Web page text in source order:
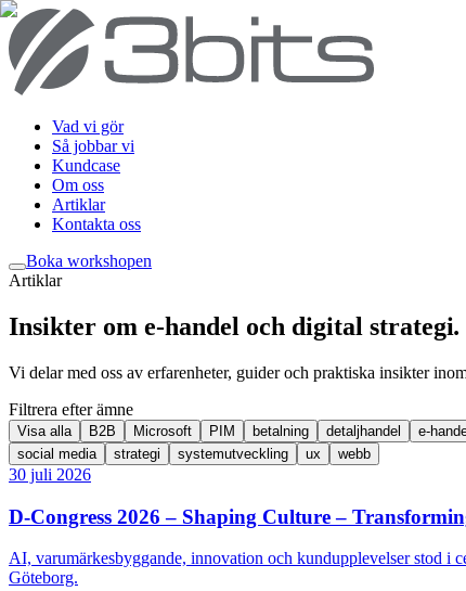
Vad vi gör
Så jobbar vi
Kundcase
Om oss
Artiklar
Kontakta oss
Boka workshopen
Artiklar
Insikter om e-handel och digital strategi.
Vi delar med oss av erfarenheter, guider och praktiska insikter
Filtrera efter ämne
Visa alla B2B Microsoft PIM betalning detaljhandel e-
social media
strategi systemutveckling ux webb
30 juli 2026
D-Congress 2026 – Shaping Culture –
AI, varumärkesbyggande, innovation och kundupplevelser stod i
Göteborg.